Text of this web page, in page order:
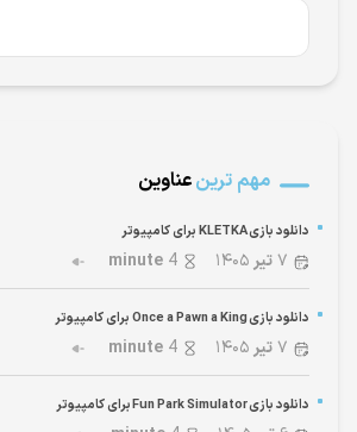
مهم ترینعناوین
دانلود بازی KLETKA برای کامپیوتر
۷تیر ۱۴۰۵ 4
minute
دانلود بازی Once a Pawn a King برای کامپیوتر
۷تیر ۱۴۰۵ 4
minute
دانلود بازی Fun Park Simulator برای کامپیوتر